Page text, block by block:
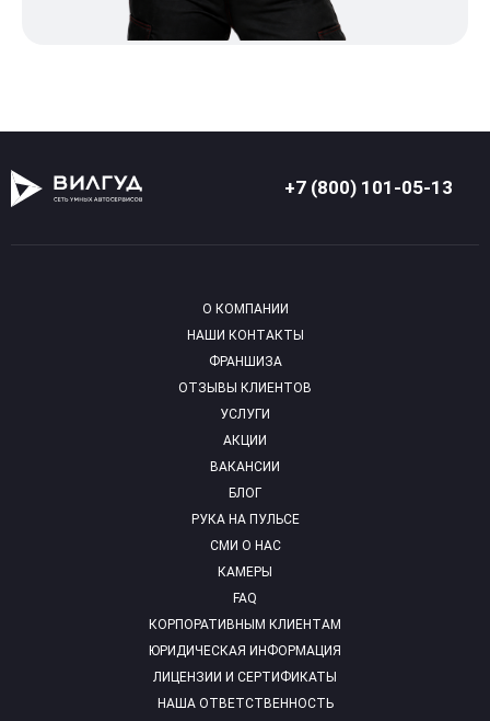
+7 (800) 101-05-13
О КОМПАНИИ
НАШИ КОНТАКТЫ
ФРАНШИЗА
ОТЗЫВЫ КЛИЕНТОВ
УСЛУГИ
АКЦИИ
ВАКАНСИИ
БЛОГ
РУКА НА ПУЛЬСЕ
СМИ О НАС
КАМЕРЫ
FAQ
КОРПОРАТИВНЫМ КЛИЕНТАМ
ЮРИДИЧЕСКАЯ ИНФОРМАЦИЯ
ЛИЦЕНЗИИ И СЕРТИФИКАТЫ
НАША ОТВЕТСТВЕННОСТЬ